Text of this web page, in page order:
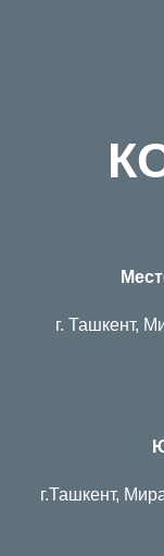
г. Ташкент,
г.Ташкент,